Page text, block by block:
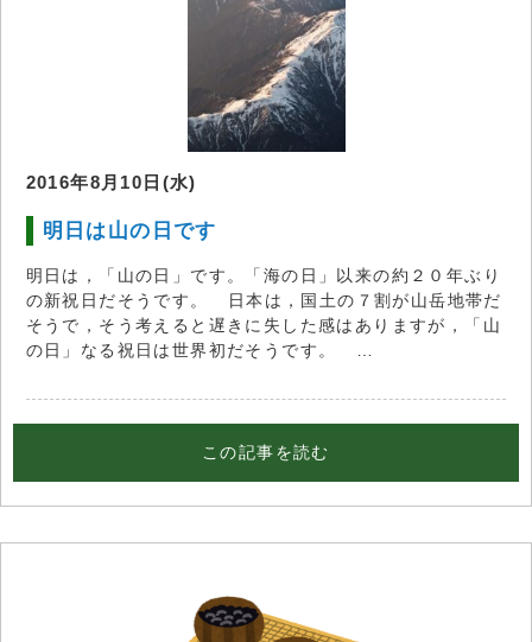
2016年8月10日(水)
明日は山の日です
明日は，「山の日」です。「海の日」以来の約２０年ぶり
の新祝日だそうです。 日本は，国土の７割が山岳地帯だ
そうで，そう考えると遅きに失した感はありますが，「山
の日」なる祝日は世界初だそうです。 …
この記事を読む